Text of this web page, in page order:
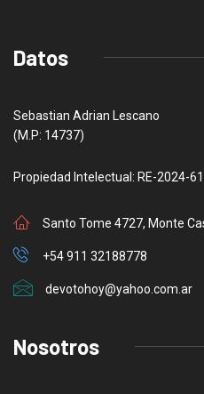
Datos
Sebastian Adrian Lescano
(M.P: 14737)
Propiedad Intelectual: RE-2024-
Santo Tome 4727, Monte
+54 911 32188778
devotohoy@yahoo.com.ar
Nosotros